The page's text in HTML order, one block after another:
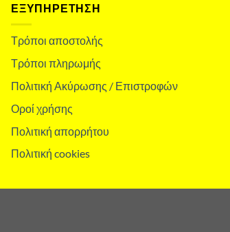
ΕΞΥΠΗΡΕΤΗΣΗ
Τρόποι αποστολής
Τρόποι πληρωμής
Πολιτική Ακύρωσης / Επιστροφών
Οροί χρήσης
Πολιτική απορρήτου
Πολιτική cookies